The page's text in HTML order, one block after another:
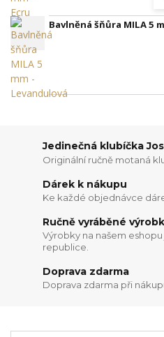
Bavlněná šňůra MILA 5
Jedinečná klubíčka
Originální ručně motaná
Dárek k nákupu
Ke každé objednávce
Ručně vyráběné
Výrobky na našem
republice.
Doprava zdarma
Doprava zdarma při